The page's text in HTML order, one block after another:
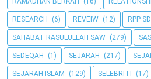
RESEARCH (6) REVEIW (12) RPP SD
SAHABAT RASULULLAH SAW (279)
SEDEQAH (1) SEJARAH (217)
SEJARAH ISLAM (129) SELEBRITI (17)